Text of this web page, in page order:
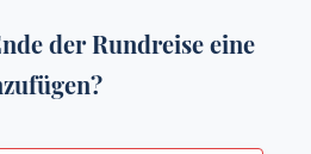
der Rundreise eine